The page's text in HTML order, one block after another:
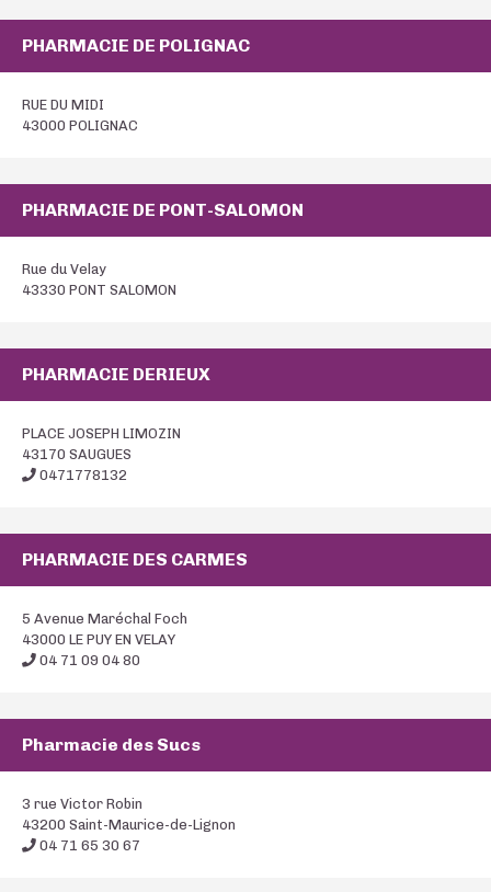
PHARMACIE DE POLIGNAC
RUE DU MIDI
43000 POLIGNAC
PHARMACIE DE PONT-SALOMON
Rue du Velay
43330 PONT SALOMON
PHARMACIE DERIEUX
PLACE JOSEPH LIMOZIN
43170 SAUGUES
0471778132
PHARMACIE DES CARMES
5 Avenue Maréchal Foch
43000 LE PUY EN VELAY
04 71 09 04 80
Pharmacie des Sucs
3 rue Victor Robin
43200 Saint-Maurice-de-Lignon
04 71 65 30 67